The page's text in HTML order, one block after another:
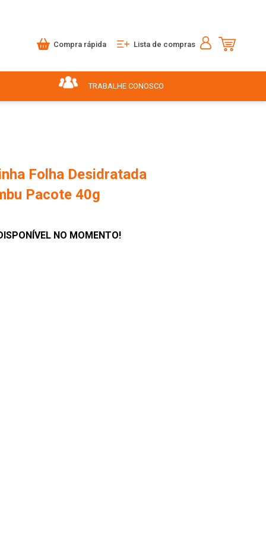
Compra rápida Lista de compras
TRABALHE CONOSCO
Folha Desidratada
Pacote 40g
NO MOMENTO!